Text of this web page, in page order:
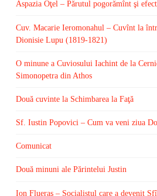
Aspazia Oţel – Părutul pogorămînt şi
Cuv. Macarie Ieromonahul – Cuvînt la
Dionisie Lupu (1819-1821)
O minune a Cuviosului Iachint de la
Simonopetra din Athos
Două cuvinte la Schimbarea la Faţă
Sf. Iustin Popovici – Cum va veni ziua
Comunicat
Două minuni ale Părintelui Justin
Ion Flueraş – Socialistul care a devenit